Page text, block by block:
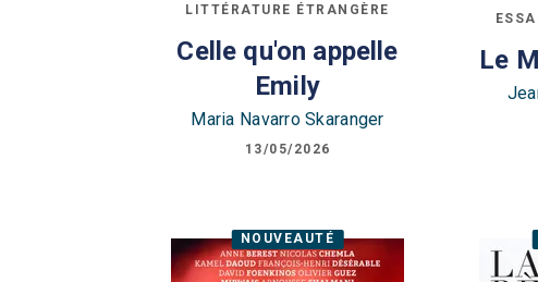
LITTÉRATURE ÉTRANGÈRE
Celle qu'on appelle
Emily
Maria Navarro Skaranger
13/05/2026
Le
NOUVEAUTÉ